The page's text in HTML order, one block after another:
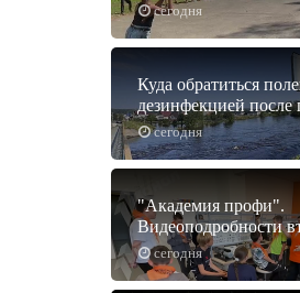
сегодня
сегодня
Куда обратиться
дезинфекцией после
сегодня
"Академия профи".
Видеоподробности